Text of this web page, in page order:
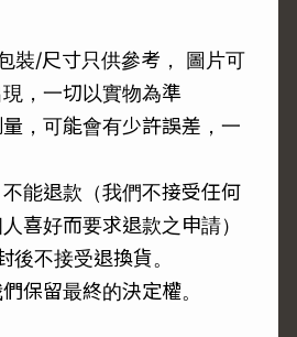
裝/尺寸只供參考， 圖片可
，一切以實物為準
，可能會有少許誤差，一
能退款（我們不接受任何
喜好而要求退款之申請）
後不接受退換貨。
保留最終的決定權。